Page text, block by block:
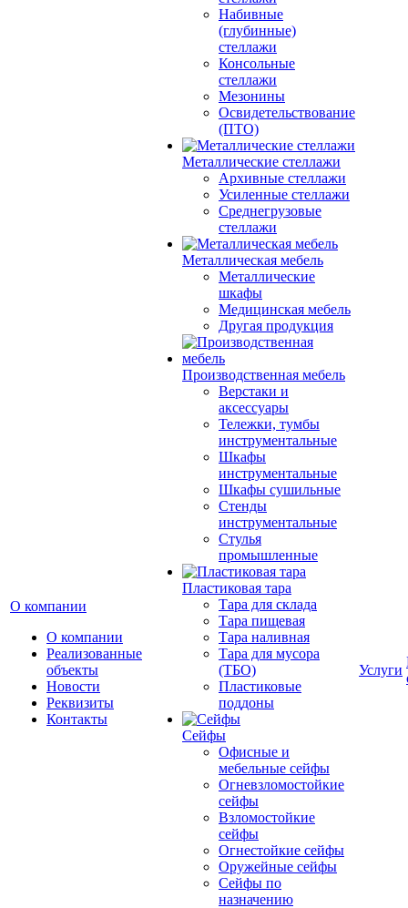
О компании
О компании
Реализованные
объекты
Новости
Реквизиты
Контакты
Набивные
(глубинные)
стеллажи
Консольные
стеллажи
Мезонины
Освидетельствование
(ПТО)
Металлические стеллажи
Архивные стеллажи
Усиленные стеллажи
Среднегрузовые
стеллажи
Металлическая мебель
Металлические
шкафы
Медицинская мебель
Другая продукция
Производственная мебель
Верстаки и
аксессуары
Тележки, тумбы
инструментальные
Шкафы
инструментальные
Шкафы сушильные
Стенды
инструментальные
Cтулья
промышленные
Пластиковая тара
Тара для склада
Тара пищевая
Тара наливная
Тара для мусора
(ТБО)
Пластиковые
поддоны
Сейфы
Офисные и
мебельные сейфы
Огневзломостойкие
сейфы
Взломостойкие
сейфы
Огнестойкие сейфы
Оружейные сейфы
Сейфы по
назначению
Услуги